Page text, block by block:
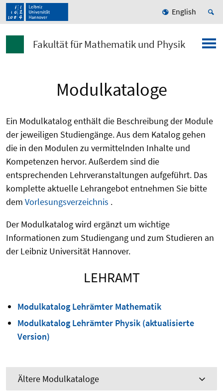
English
Fakultät für Mathematik und Physik
Modulkataloge
Ein Modulkatalog enthält die Beschreibung der Module
der jeweiligen Studiengänge. Aus dem Katalog gehen
die in den Modulen zu vermittelnden Inhalte und
Kompetenzen hervor. Außerdem sind die
entsprechenden Lehrveranstaltungen aufgeführt. Das
komplette aktuelle Lehrangebot entnehmen Sie bitte
dem Vorlesungsverzeichnis .
Der Modulkatalog wird ergänzt um wichtige
Informationen zum Studiengang und zum Studieren an
der Leibniz Universität Hannover.
LEHRAMT
Modulkatalog Lehrämter Mathematik
Modulkatalog Lehrämter Physik (aktualisierte
Version)
Ältere Modulkataloge